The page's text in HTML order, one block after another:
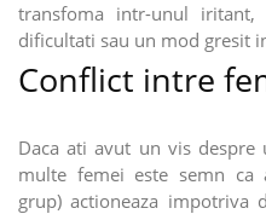
transfoma intr-unul iritant,
dificultati sau un mod gresit
Conflict intre
Daca ati avut un vis
multe femei este semn ca
grup) actioneaza impotriva